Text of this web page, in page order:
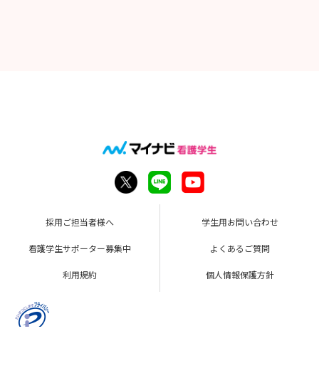
採用ご担当者様へ 学生用お問い合わせ
看護学生サポーター募集中 よくあるご質問
利用規約 個人情報保護方針